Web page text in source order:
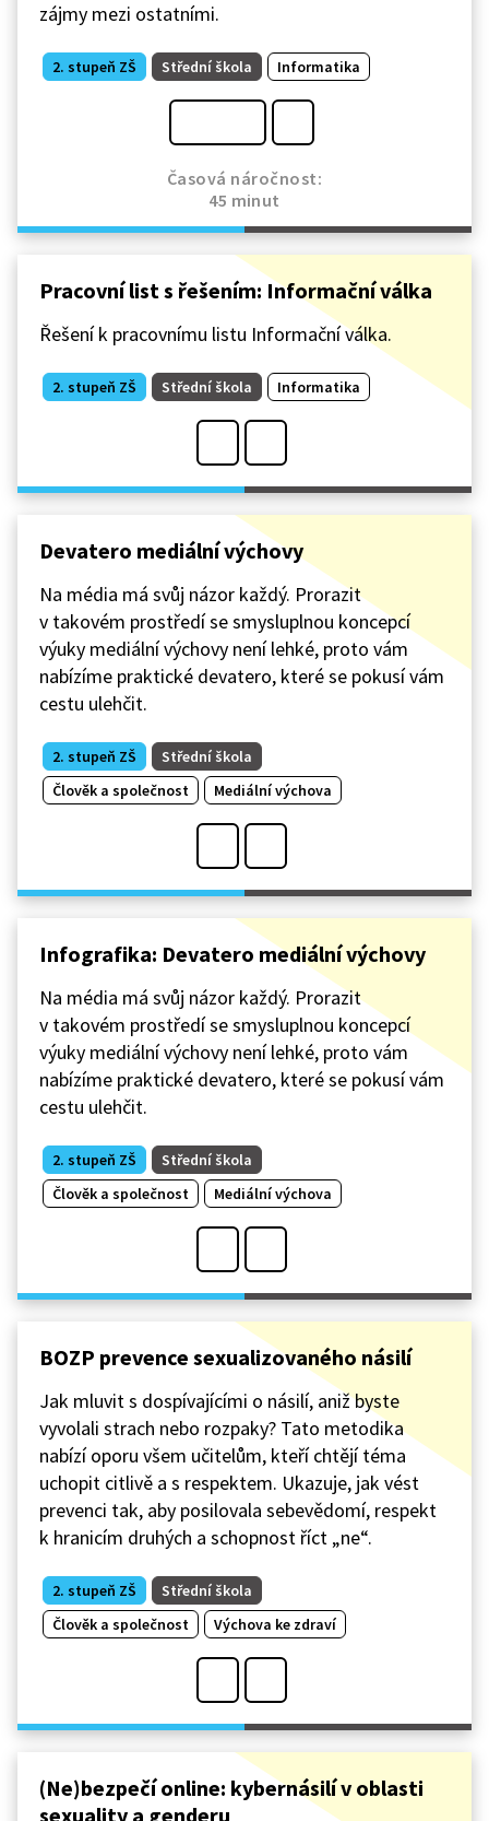
zájmy mezi ostatními.
2. stupeň ZŠ Střední škola Informatika
Časová náročnost:
45 minut
Pracovní list s řešením: Informační válka
Řešení k pracovnímu listu Informační válka.
2. stupeň ZŠ Střední škola Informatika
Devatero mediální výchovy
Na média má svůj názor každý. Prorazit
v takovém prostředí se smysluplnou koncepcí
výuky mediální výchovy není lehké, proto vám
nabízíme praktické devatero, které se pokusí vám
cestu ulehčit.
2. stupeň ZŠ
Střední škola
Člověk a společnost
Mediální výchova
Infografika: Devatero mediální výchovy
Na média má svůj názor každý. Prorazit
v takovém prostředí se smysluplnou koncepcí
výuky mediální výchovy není lehké, proto vám
nabízíme praktické devatero, které se pokusí vám
cestu ulehčit.
2. stupeň ZŠ
Střední škola
Člověk a společnost
Mediální výchova
BOZP prevence sexualizovaného násilí
Jak mluvit s dospívajícími o násilí, aniž byste
vyvolali strach nebo rozpaky? Tato metodika
nabízí oporu všem učitelům, kteří chtějí téma
uchopit citlivě a s respektem. Ukazuje, jak vést
prevenci tak, aby posilovala sebevědomí, respekt
k hranicím druhých a schopnost říct „ne“.
2. stupeň ZŠ
Střední škola
Člověk a společnost
Výchova ke zdraví
(Ne)bezpečí online: kybernásilí v oblasti
sexuality a genderu